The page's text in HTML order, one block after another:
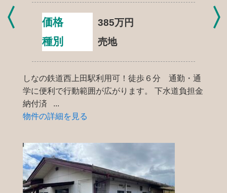
価格 385万円
種別 売地
しなの鉄道西上田駅利用可！徒歩６分 通勤・通
学に便利で行動範囲が広がります。 下水道負担金
納付済 ...
物件の詳細を見る